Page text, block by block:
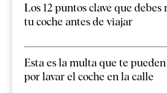
Los 12 puntos clave que debes
tu coche antes de viajar
Esta es la multa que te
por lavar el coche en la calle